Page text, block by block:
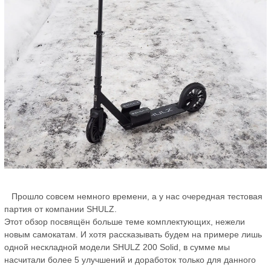
Прошло совсем немного времени, а у нас очередная тестовая
партия от компании SHULZ.
Этот обзор посвящён больше теме комплектующих, нежели
новым самокатам. И хотя рассказывать будем на примере лишь
одной нескладной модели SHULZ 200 Solid, в сумме мы
насчитали более 5 улучшений и доработок только для данного